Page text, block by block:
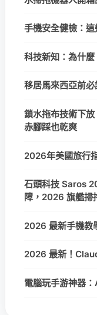
手機安全健檢：這
科技新知：為什
移居馬來西亞前
鎖水拖布技術下
赤腳踩也乾爽
2026年美國旅行
石頭科技 Saros
障，2026 旗艦掃
2026 最新手機教
2026 最新！
電腦玩手游神器